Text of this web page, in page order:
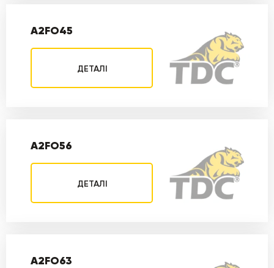
A2FO45
ДЕТАЛІ
A2FO56
ДЕТАЛІ
A2FO63